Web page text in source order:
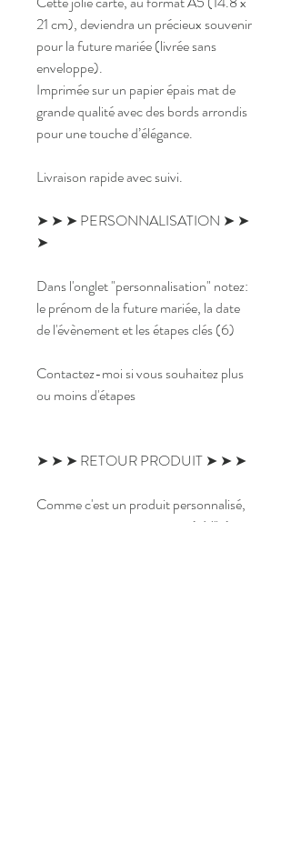
21 cm), deviendra un précieux souvenir
pour la future mariée (livrée sans
enveloppe).
Imprimée sur un papier épais mat de
grande qualité avec des bords arrondis
pour une touche d’élégance.
Livraison rapide avec suivi.
➤ ➤ ➤ PERSONNALISATION ➤ ➤
➤
Dans l'onglet "personnalisation" notez:
le prénom de la future mariée, la date
de l'évènement et les étapes clés (6)
Contactez-moi si vous souhaitez plus
ou moins d'étapes
➤ ➤ ➤ RETOUR PRODUIT ➤ ➤ ➤
Comme c'est un produit personnalisé,
aucun retour ne sera accepté. N'hésitez